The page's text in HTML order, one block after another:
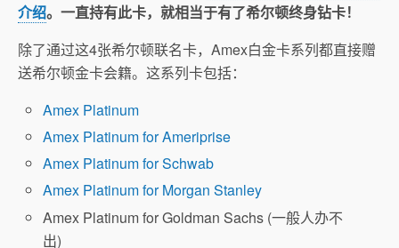
介绍。一直持有此卡，就相当于有了希尔顿终身钻卡！
除了通过这4张希尔顿联名卡，Amex白金卡系列都直接赠
送希尔顿金卡会籍。这系列卡包括：
Amex Platinum
Amex Platinum for Ameriprise
Amex Platinum for Schwab
Amex Platinum for Morgan Stanley
Amex Platinum for Goldman Sachs (一般人办不
出)